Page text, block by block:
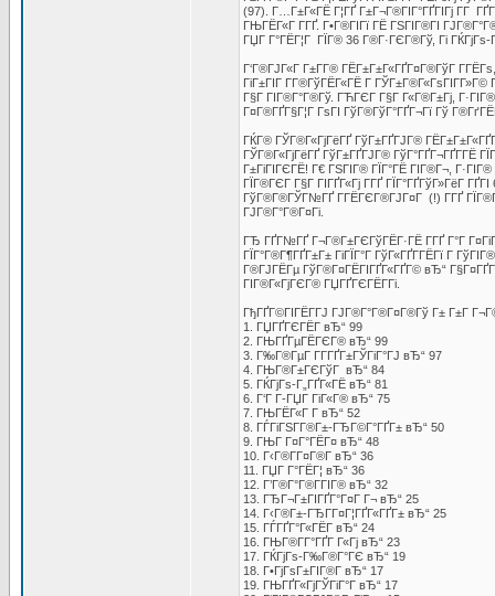
(97). Г…Г±Г«ГЁ Г¦ГҐ Г±Г¬Г®ГІГ°ГҐГІГј Г­Г
ГЊГЁГ«Г Г­ГҐ. Г•Г®ГІГї ГЁ ГЅГІГ®ГІ
ГЏГ Г°ГЁГ¦Г ГЇГ® 36 Г®Г·ГЄГ®Гў, Гі
Г‘Г®ГЈГ«Г Г±Г­Г® ГЁГ±Г±Г«ГҐГ¤Г®ГўГ
ГіГ±ГІГ Г­Г®ГўГЁГ«ГЁ Г
Г§Г ГІГ®Г°Г®Гў. ГЋГЄГ Г§Г Г«Г®Г±Гј,
Г¤Г®ГҐГ§Г¦Г ГѕГІ ГўГ®ГўГ°ГҐГ¬Гї Гў
ГЌГ® ГЎГ®Г«ГјГёГҐ ГўГ±ГҐГЈГ®
ГЎГ®Г«ГјГёГҐ ГўГ±ГҐГЈГ® ГўГ°ГҐГ¬ГҐГ­ГЁ
Г±ГіГІГЄГЁ! Г€ ГЅГІГ® ГЇГ°ГЁ ГІГ®Г¬,
ГЇГ®ГЄГ Г§Г ГІГҐГ«Гј Г­ГҐ ГЇГ°ГҐГўГ»ГёГ
ГўГ®Г®ГЎГ№ГҐ Г­ГЁГЄГ®ГЈГ¤Г (!) Г­ГҐ
ГЈГ®Г°Г®Г¤Гі.
ГЂ ГҐГ№ГҐ Г¬Г®Г±ГЄГўГЁГ·ГЁ Г­ГҐ Г°Г
ГЇГ°Г®Г¶ГҐГ±Г± ГіГЇГ°Г ГўГ«ГҐГ­ГЁГї Г
Г®ГЈГЁГµ ГўГ®Г¤ГЁГІГҐГ«ГҐГ© вЂ“
ГІГ®Г«ГјГЄГ® ГЏГҐГЄГЁГ­Гі.
ГђГҐГ©ГІГЁГ­ГЈ ГЈГ®Г°Г®Г¤Г®Гў Г± Г±Г
1. ГЏГҐГЄГЁГ­ вЂ“ 99
2. ГЊГҐГµГЁГЄГ® вЂ“ 99
3. Г‰Г®ГµГ Г­Г­ГҐГ±ГЎГіГ°ГЈ вЂ“ 97
4. ГЊГ®Г±ГЄГўГ вЂ“ 84
5. ГЌГјГѕ-Г„ГҐГ«ГЁ вЂ“ 81
6. Г‘Г Г­-ГЏГ ГіГ«Г® вЂ“ 75
7. ГЊГЁГ«Г Г­ вЂ“ 52
8. ГЃГіГЅГ­Г®Г±-ГЂГ©Г°ГҐГ± вЂ“ 50
9. ГЊГ Г¤Г°ГЁГ¤ вЂ“ 48
10. Г‹Г®Г­Г¤Г®Г­ вЂ“ 36
11. ГЏГ Г°ГЁГ¦ вЂ“ 36
12. Г’Г®Г°Г®Г­ГІГ® вЂ“ 32
13. ГЂГ¬Г±ГІГҐГ°Г¤Г Г¬ вЂ“ 25
14. Г‹Г®Г±-ГЂГ­Г¤Г¦ГҐГ«ГҐГ± вЂ“ 25
15. ГЃГҐГ°Г«ГЁГ­ вЂ“ 24
16. ГЊГ®Г­Г°ГҐГ Г«Гј вЂ“ 23
17. ГЌГјГѕ-Г‰Г®Г°ГЄ вЂ“ 19
18. Г•ГјГѕГ±ГІГ®Г­ вЂ“ 17
19. ГЊГҐГ«ГјГЎГіГ°Г­ вЂ“ 17